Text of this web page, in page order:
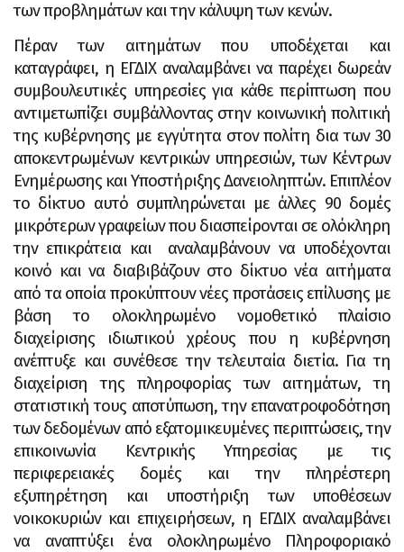
των προβλημάτων και την κάλυψη των κενών.
Πέραν των αιτημάτων που υποδέχεται και
καταγράφει, η ΕΓΔΙΧ αναλαμβάνει να παρέχει δωρεάν
συμβουλευτικές υπηρεσίες για κάθε περίπτωση που
αντιμετωπίζει συμβάλλοντας στην κοινωνική πολιτική
της κυβέρνησης με εγγύτητα στον πολίτη δια των 30
αποκεντρωμένων κεντρικών υπηρεσιών, των Κέντρων
Ενημέρωσης και Υποστήριξης Δανειοληπτών. Επιπλέον
το δίκτυο αυτό συμπληρώνεται με άλλες 90 δομές
μικρότερων γραφείων που διασπείρονται σε ολόκληρη
την επικράτεια και αναλαμβάνουν να υποδέχονται
κοινό και να διαβιβάζουν στο δίκτυο νέα αιτήματα
από τα οποία προκύπτουν νέες προτάσεις επίλυσης με
βάση το ολοκληρωμένο νομοθετικό πλαίσιο
διαχείρισης ιδιωτικού χρέους που η κυβέρνηση
ανέπτυξε και συνέθεσε την τελευταία διετία. Για τη
διαχείριση της πληροφορίας των αιτημάτων, τη
στατιστική τους αποτύπωση, την επανατροφοδότηση
των δεδομένων από εξατομικευμένες περιπτώσεις, την
επικοινωνία Κεντρικής Υπηρεσίας με τις
περιφερειακές δομές και την πληρέστερη
εξυπηρέτηση και υποστήριξη των υποθέσεων
νοικοκυριών και επιχειρήσεων, η ΕΓΔΙΧ αναλαμβάνει
να αναπτύξει ένα ολοκληρωμένο Πληροφοριακό